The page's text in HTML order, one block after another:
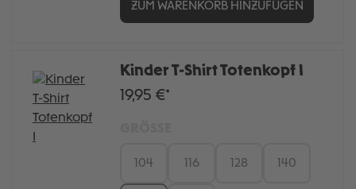
ZUM WARENKORB HINZUFÜGEN
Kinder T-Shirt Totenkopf I
19,95 €*
104 116 128 140